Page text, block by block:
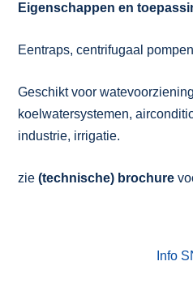
Eigenschappen en
Eentraps, centrifugaal pompen
Geschikt voor
koelwatersystemen,
industrie, irrigatie.
zie (technische) brochure
Info